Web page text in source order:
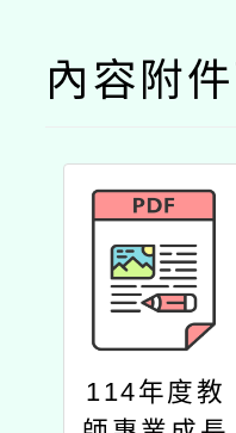
內容附
114年度教